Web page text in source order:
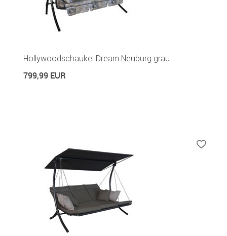
Hollywoodschaukel Dream Neuburg grau
799,99 EUR